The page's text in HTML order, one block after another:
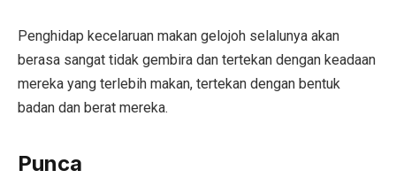
Penghidap kecelaruan makan gelojoh selalunya akan
berasa sangat tidak gembira dan tertekan dengan keadaan
mereka yang terlebih makan, tertekan dengan bentuk
badan dan berat mereka.
Punca